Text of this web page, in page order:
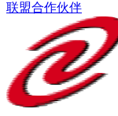
联盟合作伙伴